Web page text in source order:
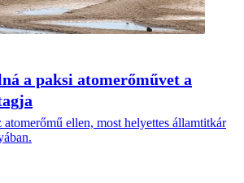
a paksi atomerőművet a
ellen, most helyettes államtitkár